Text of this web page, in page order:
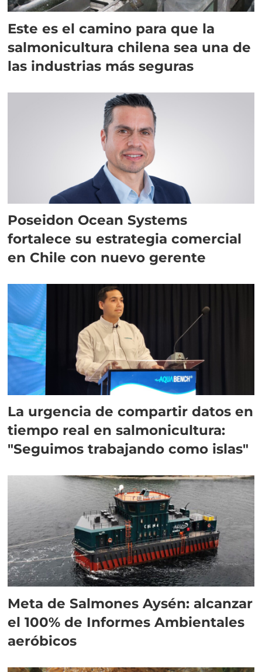
Este es el camino para que la
salmonicultura chilena sea una de
las industrias más seguras
Poseidon Ocean Systems
fortalece su estrategia comercial
en Chile con nuevo gerente
La urgencia de compartir datos en
tiempo real en salmonicultura:
"Seguimos trabajando como islas"
Meta de Salmones Aysén: alcanzar
el 100% de Informes Ambientales
aeróbicos